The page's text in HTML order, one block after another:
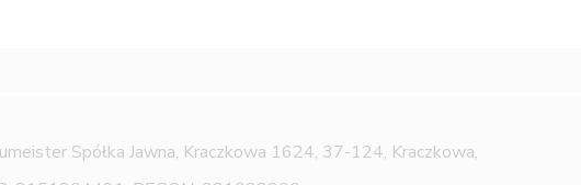
Spółka Jawna, Kraczkowa 1624, 37-124, Kraczkowa,